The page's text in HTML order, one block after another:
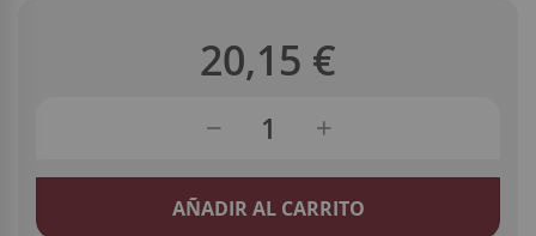
20,15 €
AÑADIR AL CARRITO